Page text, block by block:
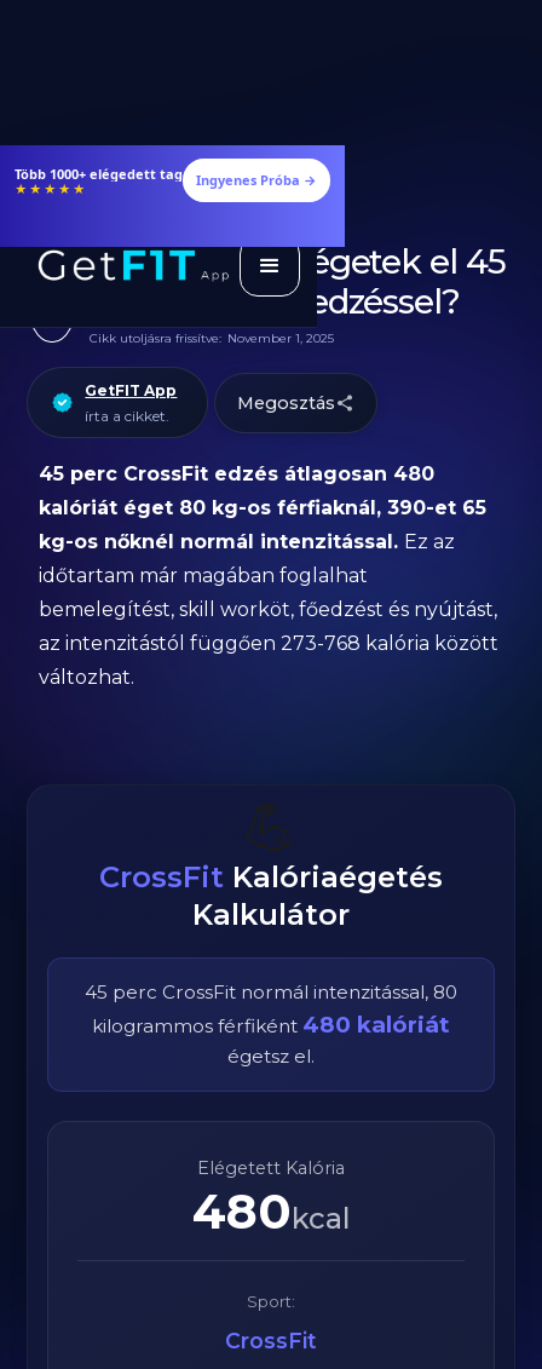
Több 1000+ elégedett tag
★★★★★ Ingyenes Próba →
Hány kalóriát égetek el 45
perc CrossFit edzéssel?
Cikk utoljásra frissítve: November 1, 2025
GetFIT App
írta a cikket.
Megosztás
45 perc CrossFit edzés átlagosan 480
kalóriát éget 80 kg-os férfiaknál, 390-et 65
kg-os nőknél normál intenzitással. Ez az
időtartam már magában foglalhat
bemelegítést, skill worköt, főedzést és nyújtást,
az intenzitástól függően 273-768 kalória között
változhat.
💪
CrossFit Kalóriaégetés
Kalkulátor
45 perc CrossFit normál intenzitással, 80
kilogrammos férfiként 480 kalóriát
égetsz el.
Elégetett Kalória
480kcal
Sport:
CrossFit